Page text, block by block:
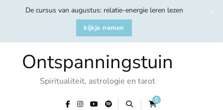
De cursus van augustus: relatie-energie leren lezen
kijkje nemen
Ontspanningstuin
Spiritualiteit, astrologie en tarot
0